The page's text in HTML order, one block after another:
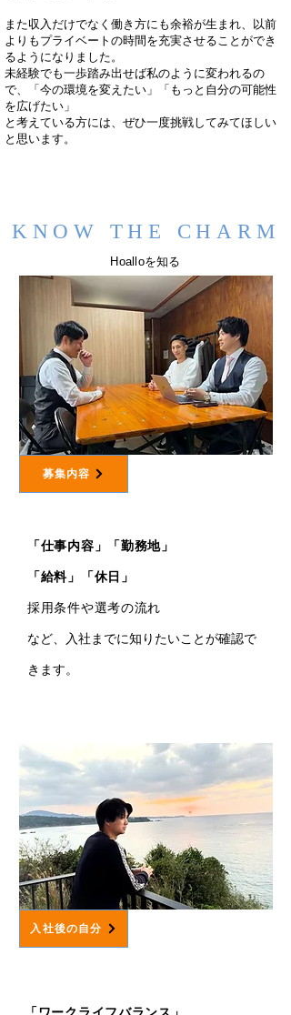
また収入だけでなく働き方にも余裕が生まれ、以前
よりもプライベートの時間を充実させることができ
るようになりました。
未経験でも一歩踏み出せば私のように変われるの
で、「今の環境を変えたい」「もっと自分の可能性
を広げたい」
と考えている方には、ぜひ一度挑戦してみてほしい
と思います。
KNOW THE CHARM
Hoalloを知る
募集内容
「仕事内容」「勤務地」
「給料」「休日​」
採用条件や選考の流れ
​など、入社までに知りたいことが確認で
きます。
入社後の自分